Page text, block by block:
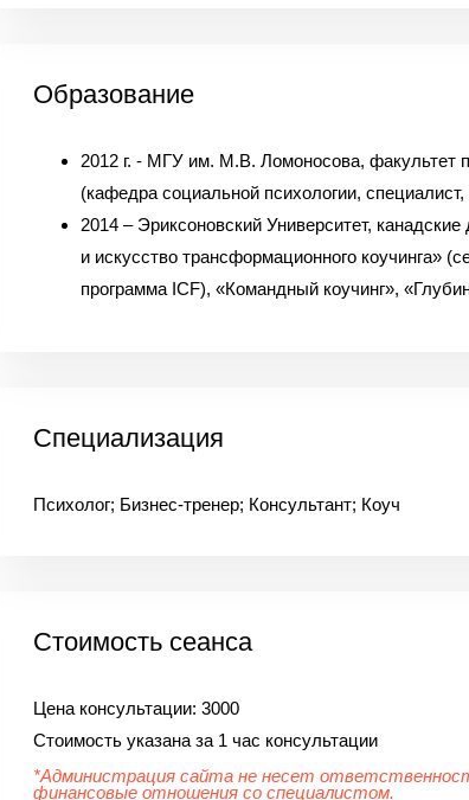
Образование
2012 г. - МГУ им. М.В. Ломоносова, факультет
(кафедра социальной психологии,
2014 – Эриксоновский Университет,
и искусство трансформационного коучинга»
программа ICF), «Командный коучинг»,
Специализация
Психолог; Бизнес-тренер; Консультант; Коуч
Стоимость сеанса
Цена консультации: 3000
Стоимость указана за 1 час консультации
*Администрация сайта не несет
финансовые отношения со специалистом.